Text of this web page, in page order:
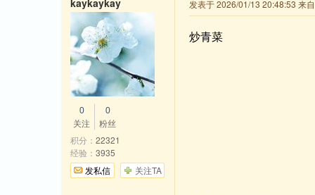
发表于 2026/01/13 20:48:53 来
炒青菜
kaykaykay
0
关注
0
粉丝
积分： 22321
经验： 3935
发私信
关注TA